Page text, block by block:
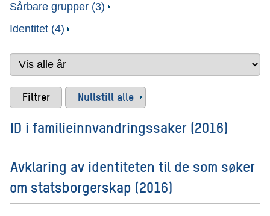
Sårbare grupper (3)
Identitet (4)
Nullstill alle
ID i familieinnvandringssaker (2016)
Avklaring av identiteten til de som søker
om statsborgerskap (2016)